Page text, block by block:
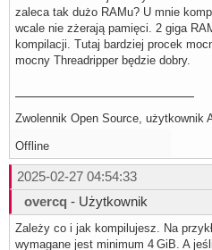
zaleca tak dużo RAMu? U mnie
wcale nie zżerają pamięci. 2 giga
kompilacji. Tutaj bardziej procek
mocny Threadripper będzie dobry.
Zwolennik Open Source, użytkownik
Offline
2025-02-27 04:54:33
overcq - Użytkownik
Zależy co i jak kompilujesz. Na
wymagane jest minimum 4 GiB. A